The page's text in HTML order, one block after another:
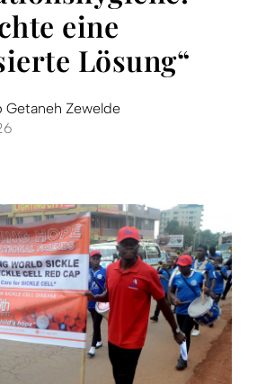
eine
Lösung“
Getaneh Zewelde